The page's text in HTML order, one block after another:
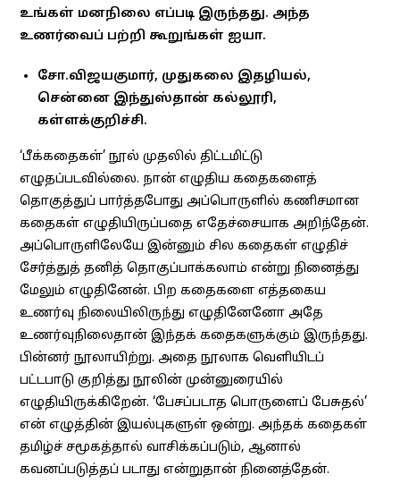
உங்கள் மனநிலை எப்படி இருந்தது. அந்த
உணர்வைப் பற்றி கூறுங்கள் ஐயா.
சோ.விஜயகுமார், முதுகலை இதழியல்,
சென்னை இந்துஸ்தான் கல்லூரி,
கள்ளக்குறிச்சி.
‘பீக்கதைகள்’ நூல் முதலில் திட்டமிட்டு
எழுதப்படவில்லை. நான் எழுதிய கதைகளைத்
தொகுத்துப் பார்த்தபோது அப்பொருளில் கணிசமான
கதைகள் எழுதியிருப்பதை எதேச்சையாக அறிந்தேன்.
அப்பொருளிலேயே இன்னும் சில கதைகள் எழுதிச்
சேர்த்துத் தனித் தொகுப்பாக்கலாம் என்று நினைத்து
மேலும் எழுதினேன். பிற கதைகளை எத்தகைய
உணர்வு நிலையிலிருந்து எழுதினேனோ அதே
உணர்வுநிலைதான் இந்தக் கதைகளுக்கும் இருந்தது.
பின்னர் நூலாயிற்று. அதை நூலாக வெளியிடப்
பட்டபாடு குறித்து நூலின் முன்னுரையில்
எழுதியிருக்கிறேன். ‘பேசப்படாத பொருளைப் பேசுதல்’
என் எழுத்தின் இயல்புகளுள் ஒன்று. அந்தக் கதைகள்
தமிழ்ச் சமூகத்தால் வாசிக்கப்படும், ஆனால்
கவனப்படுத்தப் படாது என்றுதான் நினைத்தேன்.